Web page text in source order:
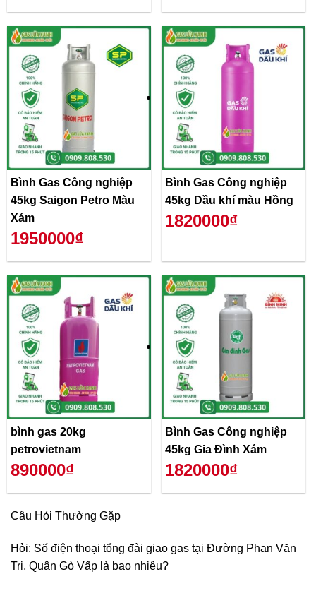
Bình Gas Công nghiệp
45kg Saigon Petro Màu
Xám
1950000₫
Bình Gas Công nghiệp
45kg Dầu khí màu Hồng
1820000₫
bình gas 20kg
petrovietnam
890000₫
Bình Gas Công nghiệp
45kg Gia Đình Xám
1820000₫
Câu Hỏi Thường Gặp
Hỏi: Số điện thoại tổng đài giao gas tại Đường Phan Văn
Trị, Quận Gò Vấp là bao nhiêu?